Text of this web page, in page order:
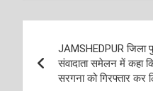
navigation
JAMSHEDPUR जिला
संवादाता समेलन में कहा
सरगना को गिरफ्तार कर